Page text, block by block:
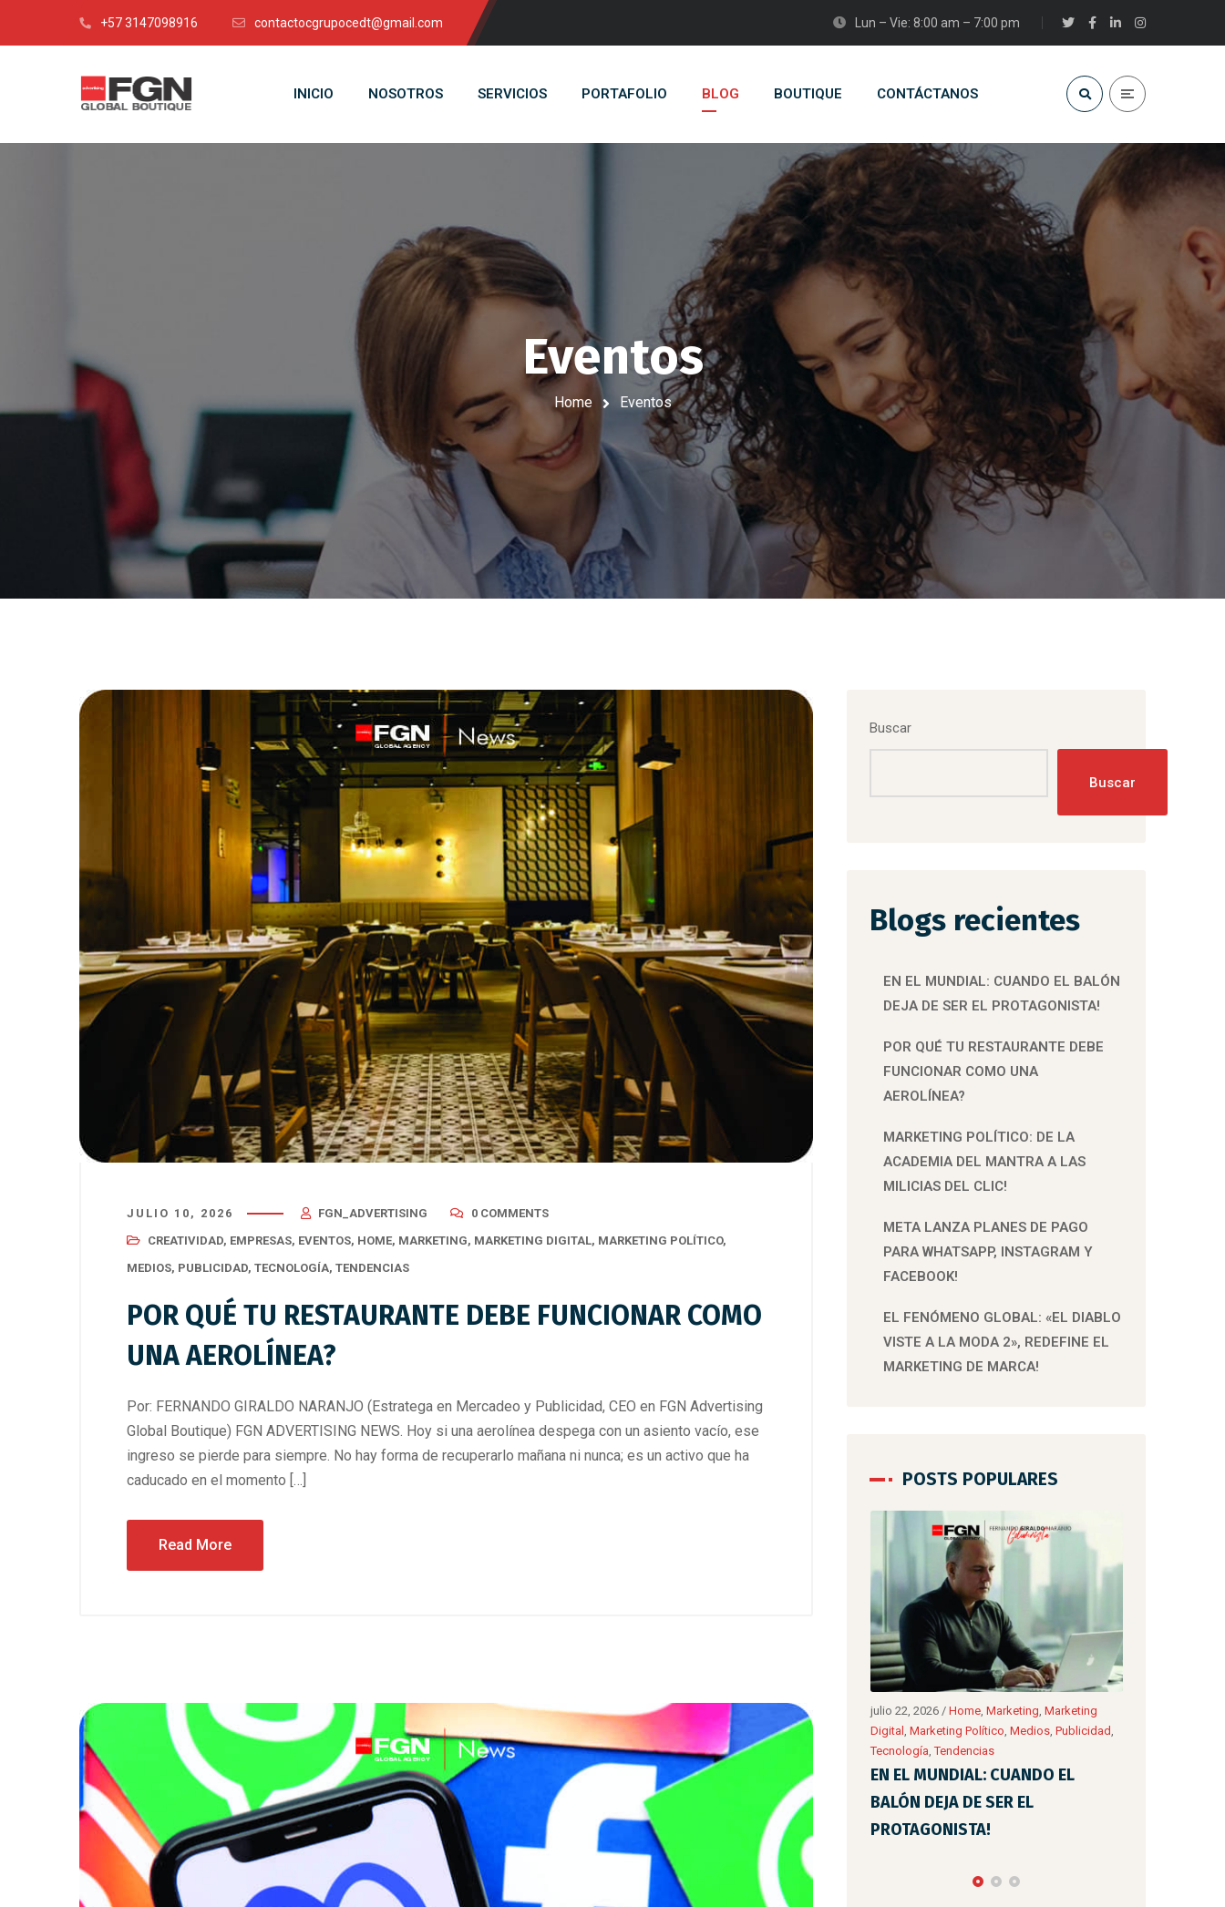
+57 3147098916 contactocgrupocedt@gmail.com Lun – Vie: 8:00 am – 7:00 pm
INICIO NOSOTROS SERVICIOS PORTAFOLIO BLOG BOUTIQUE CONTÁCTANOS
Eventos
Home Eventos
JULIO 10, 2026 FGN_ADVERTISING
0 COMMENTS
CREATIVIDAD, EMPRESAS, EVENTOS, HOME, MARKETING, MARKETING DIGITAL, MARKETING POLÍTICO,
MEDIOS, PUBLICIDAD, TECNOLOGÍA, TENDENCIAS
POR QUÉ TU RESTAURANTE DEBE FUNCIONAR COMO
UNA AEROLÍNEA?
Por: FERNANDO GIRALDO NARANJO (Estratega en Mercadeo y Publicidad, CEO en FGN Advertising
Global Boutique) FGN ADVERTISING NEWS. Hoy si una aerolínea despega con un asiento vacío, ese
ingreso se pierde para siempre. No hay forma de recuperarlo mañana ni nunca; es un activo que ha
caducado en el momento […]
Read More
Buscar
Buscar
Blogs recientes
EN EL MUNDIAL: CUANDO EL BALÓN
DEJA DE SER EL PROTAGONISTA!
POR QUÉ TU RESTAURANTE DEBE
FUNCIONAR COMO UNA
AEROLÍNEA?
MARKETING POLÍTICO: DE LA
ACADEMIA DEL MANTRA A LAS
MILICIAS DEL CLIC!
META LANZA PLANES DE PAGO
PARA WHATSAPP, INSTAGRAM Y
FACEBOOK!
EL FENÓMENO GLOBAL: «EL DIABLO
VISTE A LA MODA 2», REDEFINE EL
MARKETING DE MARCA!
POSTS POPULARES
julio 10, 2026 Creatividad Empresas Eventos
Home
Marketing Marketing Digital
Marketing
Político
,Publicidad
Tendencias
POR QUÉ TU RESTAURANTE DEBE
FUNCIONAR COMO UNA
AEROLÍNEA?
mayo 31, 2026 Marketing,Marketing
Digital
Marketing Político
Tecnología,Tendencias
MARKETING POLÍTICO: DE LA
ACADEMIA DEL MANTRA A LAS
MILICIAS DEL CLIC
julio 22, 2026 Home Marketing
Marketing
Digital
Marketing Político Medios,Publicidad
Tecnología,Tendencias
EN EL MUNDIAL: CUANDO EL
BALÓN DEJA DE SER EL
PROTAGONISTA!
julio 10, 2026 /Creatividad,Empresas,Eventos
Home
Marketing,Marketing Digital,Marketing
Político,Medios,Publicidad
Tendencias
POR QUÉ TU RESTAURANTE DEBE
FUNCIONAR COMO UNA